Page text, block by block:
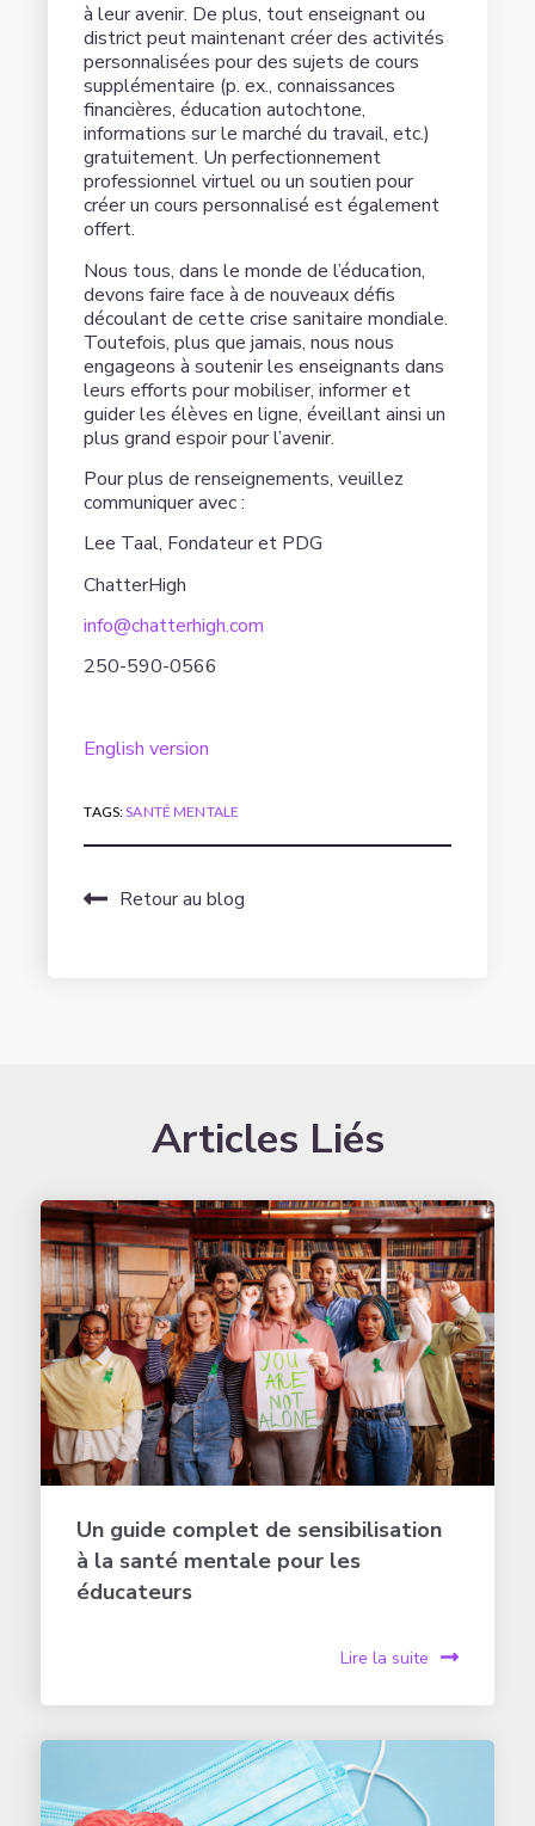
à leur avenir. De plus, tout enseignant ou
district peut maintenant créer des activités
personnalisées pour des sujets de cours
supplémentaire (p. ex., connaissances
financières, éducation autochtone,
informations sur le marché du travail, etc.)
gratuitement. Un perfectionnement
professionnel virtuel ou un soutien pour
créer un cours personnalisé est également
offert.
Nous tous, dans le monde de l’éducation,
devons faire face à de nouveaux défis
découlant de cette crise sanitaire mondiale.
Toutefois, plus que jamais, nous nous
engageons à soutenir les enseignants dans
leurs efforts pour mobiliser, informer et
guider les élèves en ligne, éveillant ainsi un
plus grand espoir pour l’avenir.
Pour plus de renseignements, veuillez
communiquer avec :
Lee Taal, Fondateur et PDG
ChatterHigh
info@chatterhigh.com
250-590-0566
English version
TAGS:SANTÉ MENTALE
Retour au blog
Articles Liés
Un guide complet de sensibilisation
à la santé mentale pour les
éducateurs
Lire la suite